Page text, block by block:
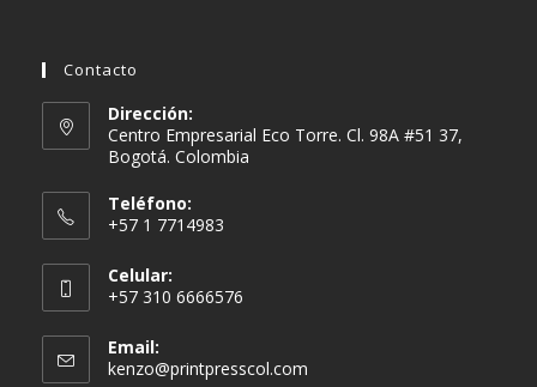
Contacto
Dirección:
Centro Empresarial Eco Torre. Cl. 98A #51 37,
Bogotá. Colombia
Teléfono:
+57 1 7714983
Celular:
+57 310 6666576
Email:
kenzo@printpresscol.com